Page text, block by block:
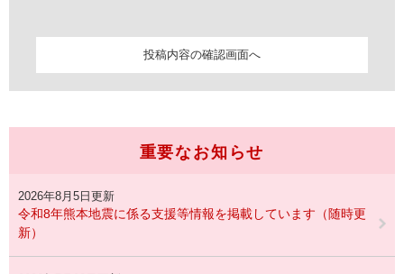
重要なお知らせ
2026年8月5日更新
令和8年熊本地震に係る支援等情報を掲載しています（随時更
新）